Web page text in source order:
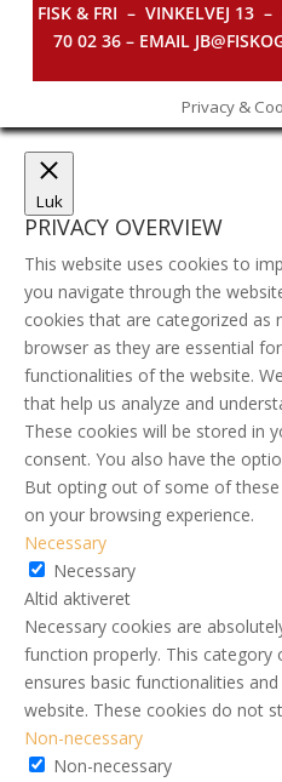
FISK & FRI – VINKELVEJ 13
70 02 36 – EMAIL
Privacy &
Luk
PRIVACY OVERVIEW
This website uses cookies to
you navigate through the
cookies that are categorized as
browser as they are essential
functionalities of the website.
that help us analyze and
These cookies will be stored in
consent. You also have the
But opting out of some of
on your browsing experience.
Necessary
Necessary
Altid aktiveret
Necessary cookies are
function properly. This category
ensures basic functionalities
website. These cookies do not
Non-necessary
Non-necessary